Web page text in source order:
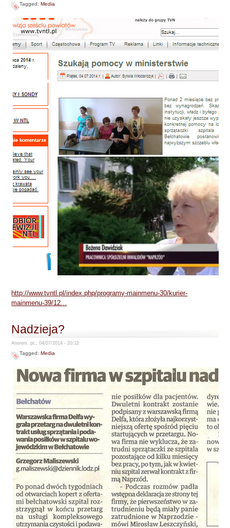
Tagged:Media
http://www.tvntl.pl/index.php/programy-mainmenu-30/kurier-
mainmenu-39/12...
Nadzieja?
Anonim, pt., 04/07/2014 - 20:12
Tagged:Media